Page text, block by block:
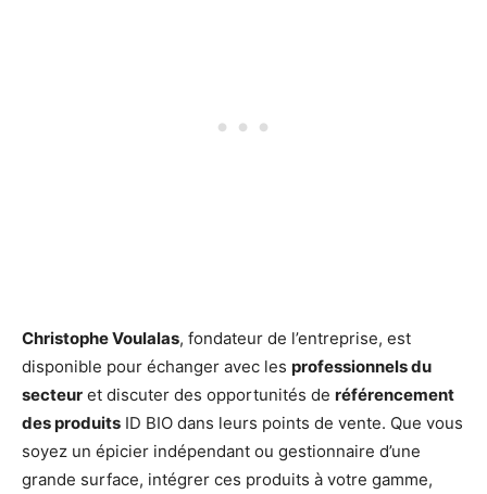
Christophe Voulalas, fondateur de l’entreprise, est
disponible pour échanger avec les professionnels du
secteur et discuter des opportunités de référencement
des produits ID BIO dans leurs points de vente. Que vous
soyez un épicier indépendant ou gestionnaire d’une
grande surface, intégrer ces produits à votre gamme,